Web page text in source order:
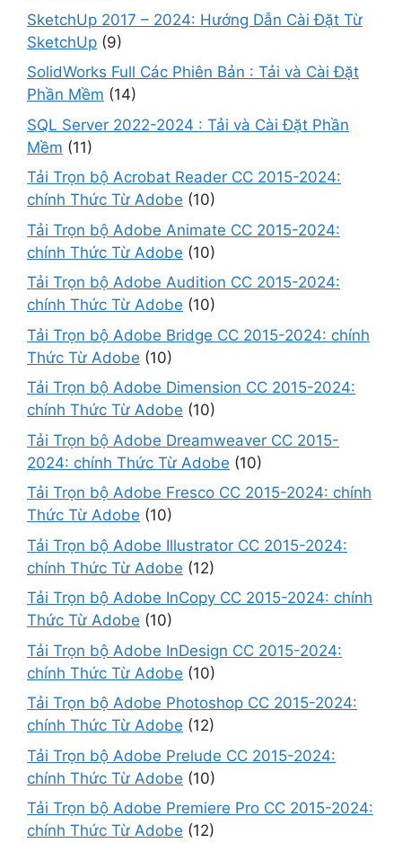
SketchUp 2017 – 2024: Hướng Dẫn Cài Đặt Từ
SketchUp (9)
SolidWorks Full Các Phiên Bản : Tải và Cài Đặt
Phần Mềm (14)
SQL Server 2022-2024 : Tải và Cài Đặt Phần
Mềm (11)
Tải Trọn bộ Acrobat Reader CC 2015-2024:
chính Thức Từ Adobe (10)
Tải Trọn bộ Adobe Animate CC 2015-2024:
chính Thức Từ Adobe (10)
Tải Trọn bộ Adobe Audition CC 2015-2024:
chính Thức Từ Adobe (10)
Tải Trọn bộ Adobe Bridge CC 2015-2024: chính
Thức Từ Adobe (10)
Tải Trọn bộ Adobe Dimension CC 2015-2024:
chính Thức Từ Adobe (10)
Tải Trọn bộ Adobe Dreamweaver CC 2015-
2024: chính Thức Từ Adobe (10)
Tải Trọn bộ Adobe Fresco CC 2015-2024: chính
Thức Từ Adobe (10)
Tải Trọn bộ Adobe Illustrator CC 2015-2024:
chính Thức Từ Adobe (12)
Tải Trọn bộ Adobe InCopy CC 2015-2024: chính
Thức Từ Adobe (10)
Tải Trọn bộ Adobe InDesign CC 2015-2024:
chính Thức Từ Adobe (10)
Tải Trọn bộ Adobe Photoshop CC 2015-2024:
chính Thức Từ Adobe (12)
Tải Trọn bộ Adobe Prelude CC 2015-2024:
chính Thức Từ Adobe (10)
Tải Trọn bộ Adobe Premiere Pro CC 2015-2024:
chính Thức Từ Adobe (12)